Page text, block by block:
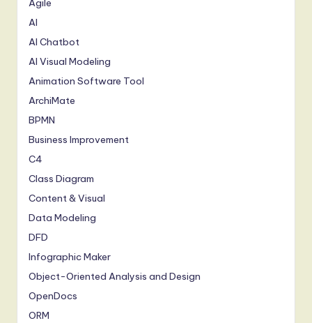
Agile
AI
AI Chatbot
AI Visual Modeling
Animation Software Tool
ArchiMate
BPMN
Business Improvement
C4
Class Diagram
Content & Visual
Data Modeling
DFD
Infographic Maker
Object-Oriented Analysis and Design
OpenDocs
ORM